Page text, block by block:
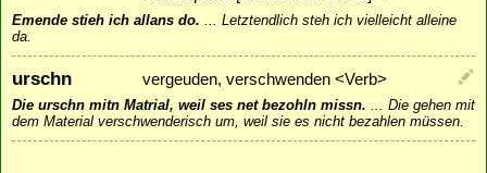
Emende stieh ich allans do. ... Letztendlich steh ich vielleicht alleine
da.
urschn vergeuden, verschwenden <Verb>
Die urschn mitn Matrial, weil ses net bezohln missn. ... Die gehen mit
dem Material verschwenderisch um, weil sie es nicht bezahlen müssen.